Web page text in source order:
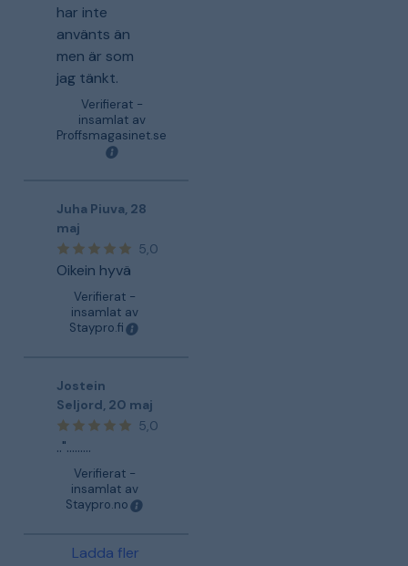
har inte
använts än
men är som
jag tänkt.
Verifierat -
insamlat av
Proffsmagasinet.se
Juha Piuva 28
maj
5,0
Oikein hyvä
Verifierat -
insamlat av
Staypro.fi
Jostein
Seljord 20 maj
5,0
..".........
Verifierat -
insamlat av
Staypro.no
Ladda fler